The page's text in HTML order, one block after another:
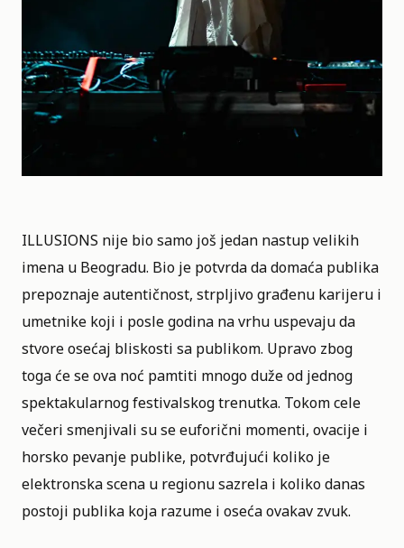
ILLUSIONS nije bio samo još jedan nastup velikih
imena u Beogradu. Bio je potvrda da domaća publika
prepoznaje autentičnost, strpljivo građenu karijeru i
umetnike koji i posle godina na vrhu uspevaju da
stvore osećaj bliskosti sa publikom. Upravo zbog
toga će se ova noć pamtiti mnogo duže od jednog
spektakularnog festivalskog trenutka. Tokom cele
večeri smenjivali su se euforični momenti, ovacije i
horsko pevanje publike, potvrđujući koliko je
elektronska scena u regionu sazrela i koliko danas
postoji publika koja razume i oseća ovakav zvuk.